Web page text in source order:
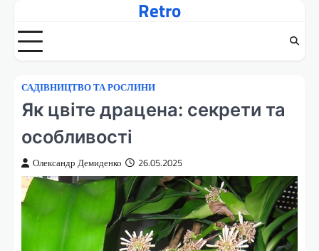
вмісту
Retro
САДІВНИЦТВО ТА РОСЛИНИ
Як цвіте драцена: секрети та
особливості
Олександр Демиденко 26.05.2025